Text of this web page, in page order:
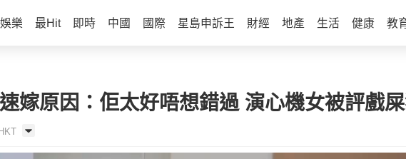
娛樂 最Hit 即時 中國 國際 星島申訴王 財經 地產 生活 健康 教
嫁原因：佢太好唔想錯過 演心機女被評戲